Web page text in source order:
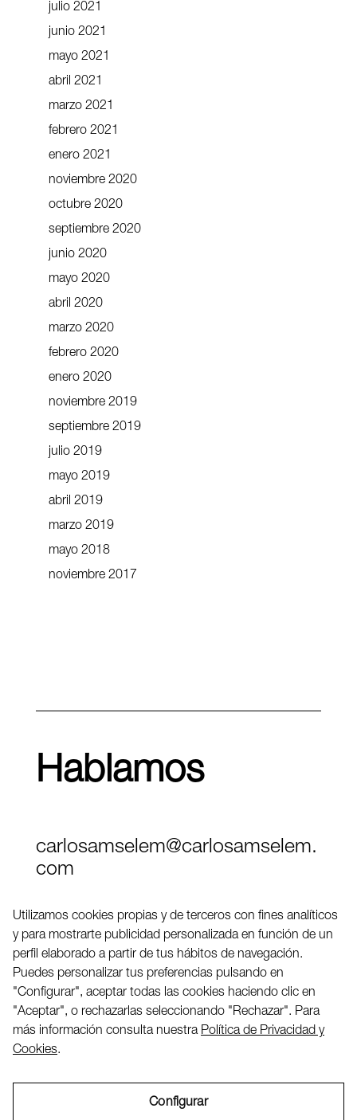
julio 2021
junio 2021
mayo 2021
abril 2021
marzo 2021
febrero 2021
enero 2021
noviembre 2020
octubre 2020
septiembre 2020
junio 2020
mayo 2020
abril 2020
marzo 2020
febrero 2020
enero 2020
noviembre 2019
septiembre 2019
julio 2019
mayo 2019
abril 2019
marzo 2019
mayo 2018
noviembre 2017
Hablamos
carlosamselem@carlosamselem.
com
Twitter
LinkedIN
2026 ©
Utilizamos cookies propias y de terceros con fines analíticos
y para mostrarte publicidad personalizada en función de un
perfil elaborado a partir de tus hábitos de navegación.
Puedes personalizar tus preferencias pulsando en
"Configurar", aceptar todas las cookies haciendo clic en
"Aceptar", o rechazarlas seleccionando "Rechazar". Para
más información consulta nuestra Política de Privacidad y
Cookies.
Configurar